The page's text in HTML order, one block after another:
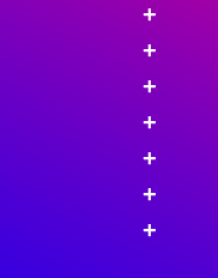
+
+
+
+
+
+
+